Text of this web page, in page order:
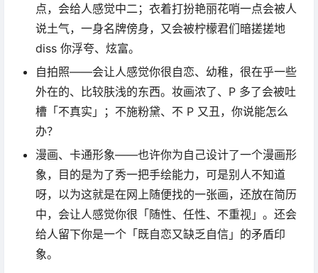
点，会给人感觉中二；衣着打扮艳丽花哨一点会被人
说土气，一身名牌傍身，又会被柠檬君们暗搓搓地
diss 你浮夸、炫富。
自拍照——会让人感觉你很自恋、幼稚，很在乎一些
外在的、比较肤浅的东西。妆画浓了、P 多了会被吐
槽「不真实」；不施粉黛、不 P 又丑，你说能怎么
办？
漫画、卡通形象——也许你为自己设计了一个漫画形
象，目的是为了秀一把手绘能力，可是别人不知道
呀，以为这就是在网上随便找的一张画，还放在简历
中，会让人感觉你很「随性、任性、不重视」。还会
给人留下你是一个「既自恋又缺乏自信」的矛盾印
象。